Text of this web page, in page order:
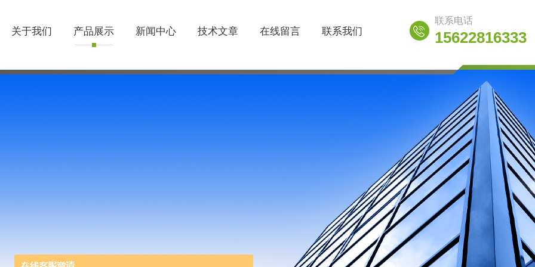
关于我们 产品展示 新闻中心 技术文章 在线留言 联系我们
联系电话
15622816333